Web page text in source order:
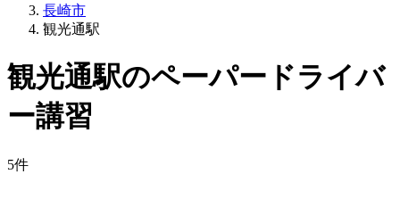
長崎市
観光通駅
観光通駅のペーパードライバ
ー講習
5件